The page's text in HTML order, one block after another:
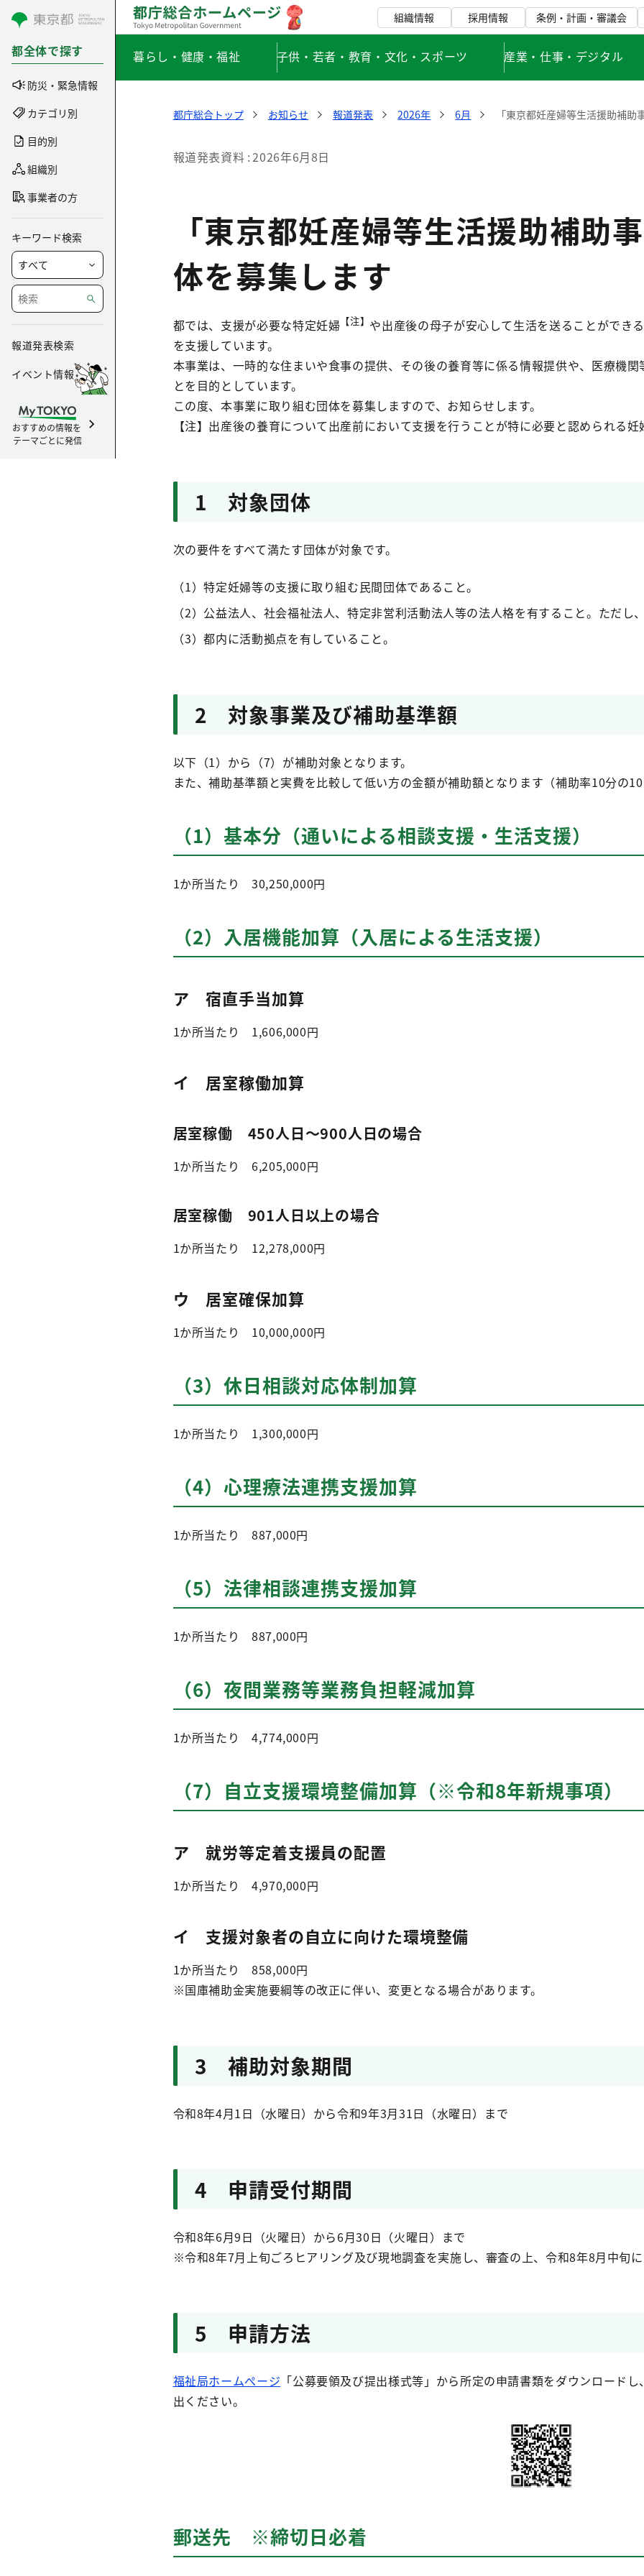
コンテンツにスキップ
都全体で探す
防災・緊急情報
カテゴリ別
目的別
組織別
事業者の方
キーワード検索
報道発表検索
イベント情報
おすすめの情報を
テーマごとに発信
組織情報 採用情報 条例・計画・審議会
暮らし・健康・福祉 子供・若者・教育・文化・スポーツ 産業・仕事・デジタル
都庁総合トップ お知らせ 報道発表 2026年 6月 「東京都妊産婦等生活援助補
報道発表資料 2026年6月8日
「東京都妊産婦等生活援助補助
体を募集します
都では、支援が必要な特定妊婦 【注】 や出産後の母子が安心して生活を送ることができ
を支援しています。
本事業は、一時的な住まいや食事の提供、その後の養育等に係る情報提供や、医療機
とを目的としています。
この度、本事業に取り組む団体を募集しますので、お知らせします。
【注】出産後の養育について出産前において支援を行うことが特に必要と認められる妊
1 対象団体
次の要件をすべて満たす団体が対象です。
（1）特定妊婦等の支援に取り組む民間団体であること。
（2）公益法人、社会福祉法人、特定非営利活動法人等の法人格を有すること。ただ
（3）都内に活動拠点を有していること。
2 対象事業及び補助基準額
以下（1）から（7）が補助対象となります。
また、補助基準額と実費を比較して低い方の金額が補助額となります（補助率10分の
（1）基本分（通いによる相談支援・生活支援）
1か所当たり 30,250,000円
（2）入居機能加算（入居による生活支援）
ア 宿直手当加算
1か所当たり 1,606,000円
イ 居室稼働加算
居室稼働 450人日～900人日の場合
1か所当たり 6,205,000円
居室稼働 901人日以上の場合
1か所当たり 12,278,000円
ウ 居室確保加算
1か所当たり 10,000,000円
（3）休日相談対応体制加算
1か所当たり 1,300,000円
（4）心理療法連携支援加算
1か所当たり 887,000円
（5）法律相談連携支援加算
1か所当たり 887,000円
（6）夜間業務等業務負担軽減加算
1か所当たり 4,774,000円
（7）自立支援環境整備加算（※令和8年新規事項）
ア 就労等定着支援員の配置
1か所当たり 4,970,000円
イ 支援対象者の自立に向けた環境整備
1か所当たり 858,000円
※国庫補助金実施要綱等の改正に伴い、変更となる場合があります。
3 補助対象期間
令和8年4月1日（水曜日）から令和9年3月31日（水曜日）まで
4 申請受付期間
令和8年6月9日（火曜日）から6月30日（火曜日）まで
※令和8年7月上旬ごろヒアリング及び現地調査を実施し、審査の上、令和8年8月中旬
5 申請方法
福祉局ホームぺージ 「公募要領及び提出様式等」から所定の申請書類をダウンロード
出ください。
郵送先 ※締切日必着